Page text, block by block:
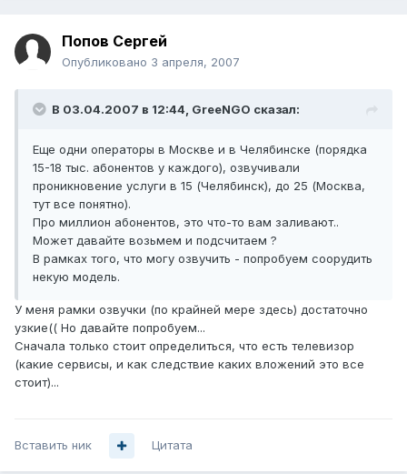
Попов Сергей
Опубликовано 3 апреля, 2007
В 03.04.2007 в 12:44, GreeNGO сказал:
Еще одни операторы в Москве и в Челябинске (порядка
15-18 тыс. абонентов у каждого), озвучивали
проникновение услуги в 15 (Челябинск), до 25 (Москва,
тут все понятно).
Про миллион абонентов, это что-то вам заливают..
Может давайте возьмем и подсчитаем ?
В рамках того, что могу озвучить - попробуем соорудить
некую модель.
У меня рамки озвучки (по крайней мере здесь) достаточно
узкие(( Но давайте попробуем...
Сначала только стоит определиться, что есть телевизор
(какие сервисы, и как следствие каких вложений это все
стоит)...
Вставить ник Цитата